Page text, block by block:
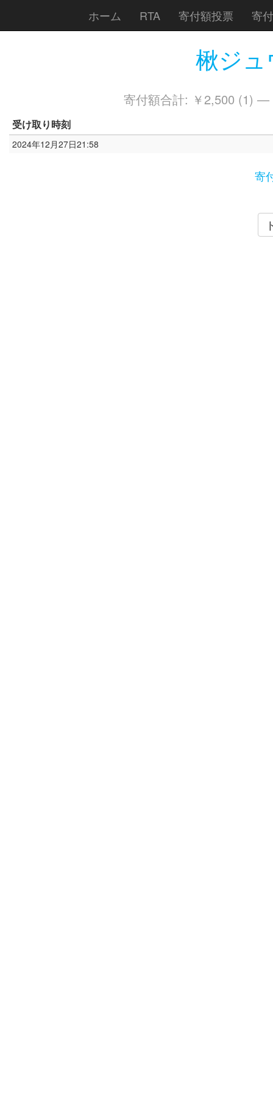
ホーム RTA 寄付額投票 寄
楸ジ
寄付額合計: ￥2,500 (1) —
受け取り時刻
2024年12月27日21:58
寄